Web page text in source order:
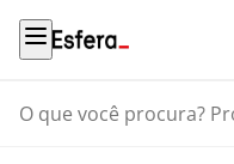
O que você procura?